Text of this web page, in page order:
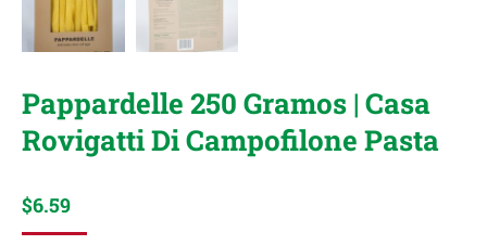
Pappardelle 250 Gramos | Casa
Rovigatti Di Campofilone Pasta
$6.59